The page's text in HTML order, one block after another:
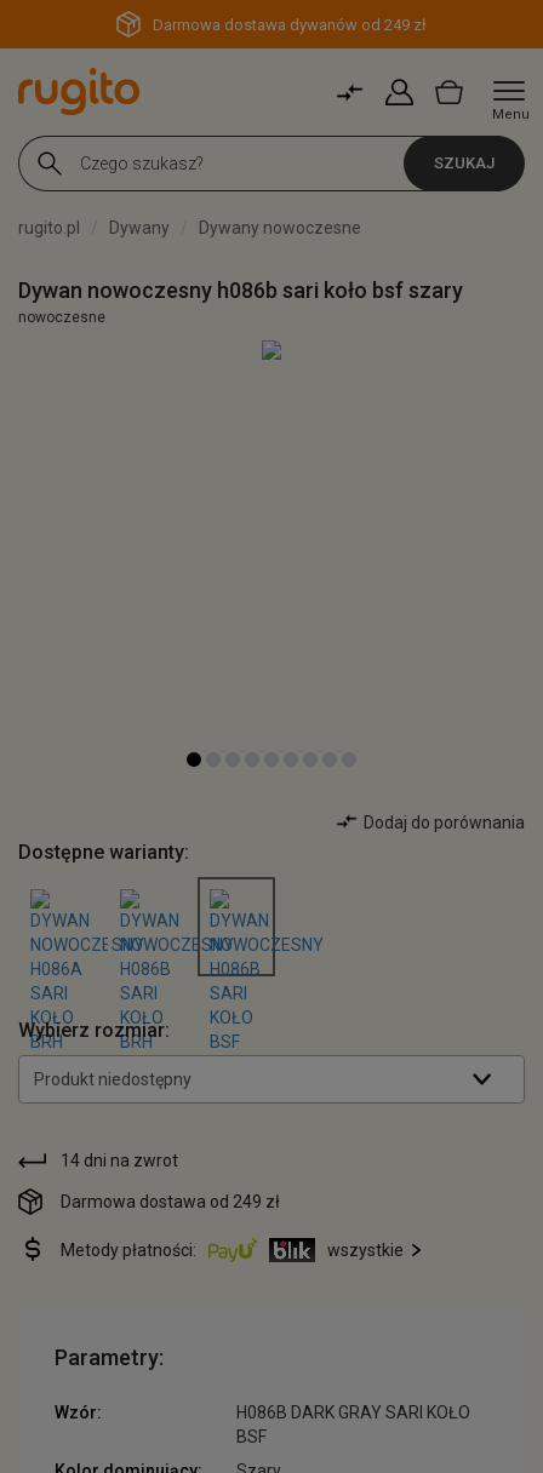
Darmowa dostawa dywanów od 249 zł
Menu
SZUKAJ
rugito.pl Dywany Dywany nowoczesne
Dywan nowoczesny h086b sari koło bsf szary
nowoczesne
Dodaj do porównania
Dostępne warianty:
Wybierz rozmiar:
Produkt niedostępny
14 dni na zwrot
Darmowa dostawa od 249 zł
Metody płatności: wszystkie
Parametry:
Wzór:
H086B DARK GRAY SARI KOŁO
BSF